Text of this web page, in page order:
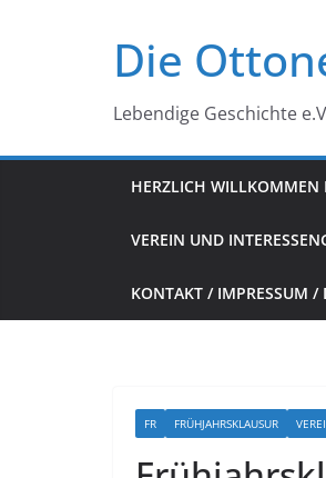
Die
Lebendige Geschichte
HERZLICH WILLKOMMEN
VEREIN UND
KONTAKT / IMPRESSUM /
FR FRÜHJAHRSKLAUSUR